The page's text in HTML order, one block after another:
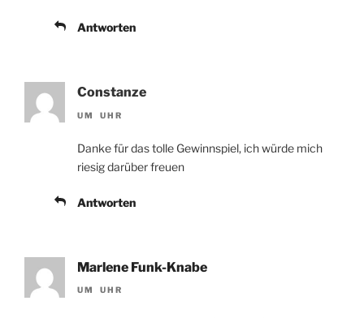
Antworten
Constanze
UM UHR
Danke für das tolle Gewinnspiel, ich würde mich
riesig darüber freuen
Antworten
Marlene Funk-Knabe
UM UHR